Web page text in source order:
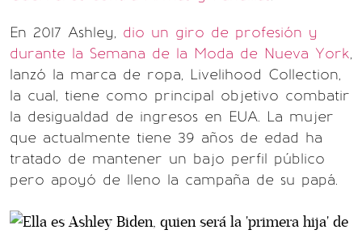
En 2017 Ashley, dio un giro de profesión y
durante la Semana de la Moda de Nueva York,
lanzó la marca de ropa, Livelihood Collection,
la cual, tiene como principal objetivo combatir
la desigualdad de ingresos en EUA. La mujer
que actualmente tiene 39 años de edad ha
tratado de mantener un bajo perfil público
pero apoyó de lleno la campaña de su papá.